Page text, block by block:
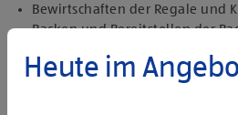
Bewirtschaften der Regale und
Backen und Bereitstellen der
von Qualitätskontrollen
Heute im